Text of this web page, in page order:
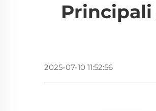
2025-07-10 11:52:56